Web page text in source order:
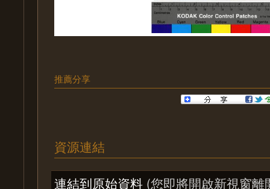
推薦分享
資源連結
連結到原始資料 (您即將開啟新視窗離